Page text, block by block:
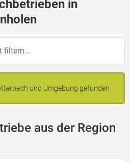
in
und Umgebung gefunden
aus der Region